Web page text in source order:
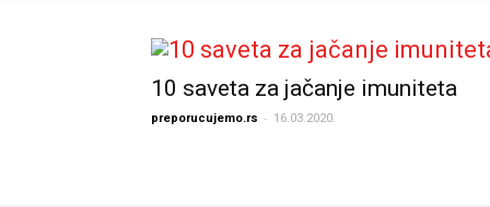
10 saveta za jačanje imuniteta
preporucujemo.rs - 16.03.2020.